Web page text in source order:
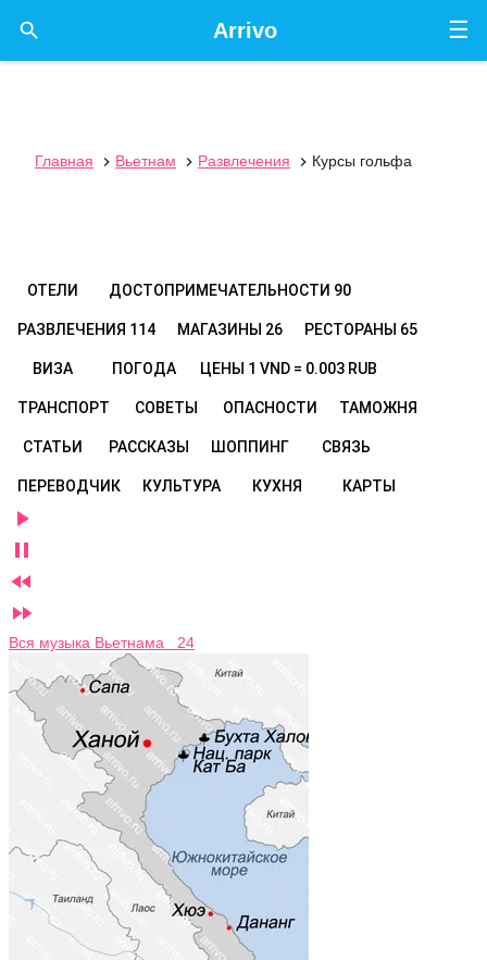
☰
Arrivo

Главная  Вьетнам  Развлечения  Курсы гольфа
ОТЕЛИ ДОСТОПРИМЕЧАТЕЛЬНОСТИ 90
РАЗВЛЕЧЕНИЯ 114 МАГАЗИНЫ 26 РЕСТОРАНЫ 65
ВИЗА ПОГОДА ЦЕНЫ 1 VND = 0.003 RUB
ТРАНСПОРТ СОВЕТЫ ОПАСНОСТИ ТАМОЖНЯ
СТАТЬИ РАССКАЗЫ ШОППИНГ СВЯЗЬ
ПЕРЕВОДЧИК КУЛЬТУРА КУХНЯ КАРТЫ




Вся музыка Вьетнама 24